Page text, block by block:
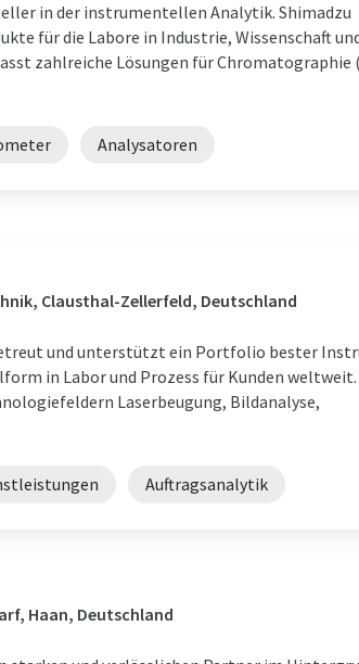
in der instrumentellen Analytik. Shimadzu
für die Labore in Industrie, Wissenschaft
zahlreiche Lösungen für Chromatographie
Analysatoren
Clausthal-Zellerfeld, Deutschland
und unterstützt ein Portfolio bester
in Labor und Prozess für Kunden
Laserbeugung, Bildanalyse,
Auftragsanalytik
Haan, Deutschland